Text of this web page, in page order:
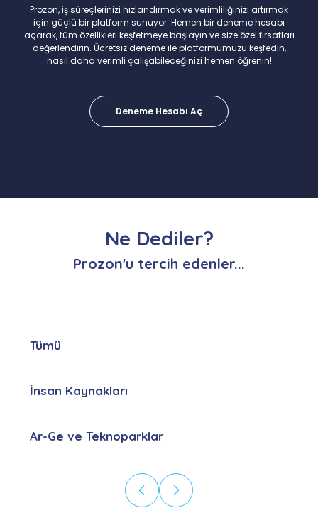
Prozon, iş süreçlerinizi hızlandırmak ve verimliliğinizi artırmak
için güçlü bir platform sunuyor. Hemen bir deneme hesabı
açarak, tüm özellikleri keşfetmeye başlayın ve size özel fırsatları
değerlendirin. Ücretsiz deneme ile platformumuzu keşfedin,
nasıl daha verimli çalışabileceğinizi hemen öğrenin!
Deneme Hesabı Aç
Ne Dediler?
Prozon'u tercih edenler...
Tümü
İnsan Kaynakları
Ar-Ge ve Teknoparklar